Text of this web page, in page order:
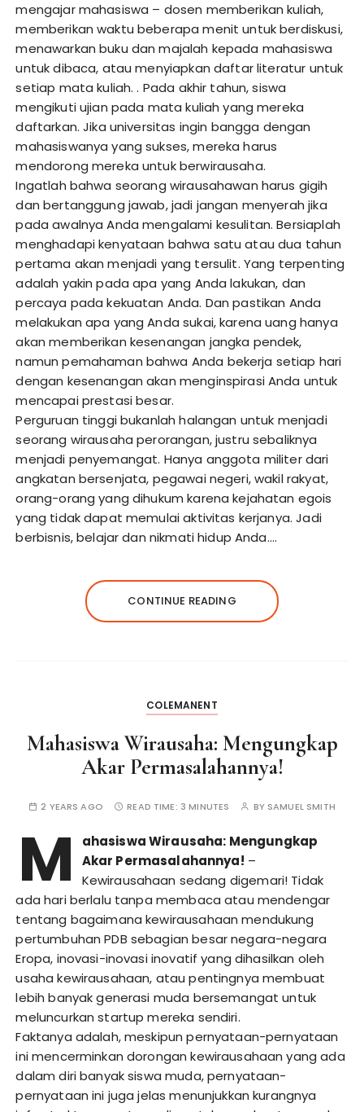
mengajar mahasiswa – dosen memberikan kuliah,
memberikan waktu beberapa menit untuk berdiskusi,
menawarkan buku dan majalah kepada mahasiswa
untuk dibaca, atau menyiapkan daftar literatur untuk
setiap mata kuliah. . Pada akhir tahun, siswa
mengikuti ujian pada mata kuliah yang mereka
daftarkan. Jika universitas ingin bangga dengan
mahasiswanya yang sukses, mereka harus
mendorong mereka untuk berwirausaha.
Ingatlah bahwa seorang wirausahawan harus gigih
dan bertanggung jawab, jadi jangan menyerah jika
pada awalnya Anda mengalami kesulitan. Bersiaplah
menghadapi kenyataan bahwa satu atau dua tahun
pertama akan menjadi yang tersulit. Yang terpenting
adalah yakin pada apa yang Anda lakukan, dan
percaya pada kekuatan Anda. Dan pastikan Anda
melakukan apa yang Anda sukai, karena uang hanya
akan memberikan kesenangan jangka pendek,
namun pemahaman bahwa Anda bekerja setiap hari
dengan kesenangan akan menginspirasi Anda untuk
mencapai prestasi besar.
Perguruan tinggi bukanlah halangan untuk menjadi
seorang wirausaha perorangan, justru sebaliknya
menjadi penyemangat. Hanya anggota militer dari
angkatan bersenjata, pegawai negeri, wakil rakyat,
orang-orang yang dihukum karena kejahatan egois
yang tidak dapat memulai aktivitas kerjanya. Jadi
berbisnis, belajar dan nikmati hidup Anda.…
CONTINUE READING
COLEMANENT
Mahasiswa Wirausaha: Mengungkap
Akar Permasalahannya!
2 YEARS AGO READ TIME: 3 MINUTES BY SAMUEL SMITH
M
ahasiswa Wirausaha: Mengungkap
Akar Permasalahannya! –
Kewirausahaan sedang digemari! Tidak
ada hari berlalu tanpa membaca atau mendengar
tentang bagaimana kewirausahaan mendukung
pertumbuhan PDB sebagian besar negara-negara
Eropa, inovasi-inovasi inovatif yang dihasilkan oleh
usaha kewirausahaan, atau pentingnya membuat
lebih banyak generasi muda bersemangat untuk
meluncurkan startup mereka sendiri.
Faktanya adalah, meskipun pernyataan-pernyataan
ini mencerminkan dorongan kewirausahaan yang ada
dalam diri banyak siswa muda, pernyataan-
pernyataan ini juga jelas menunjukkan kurangnya